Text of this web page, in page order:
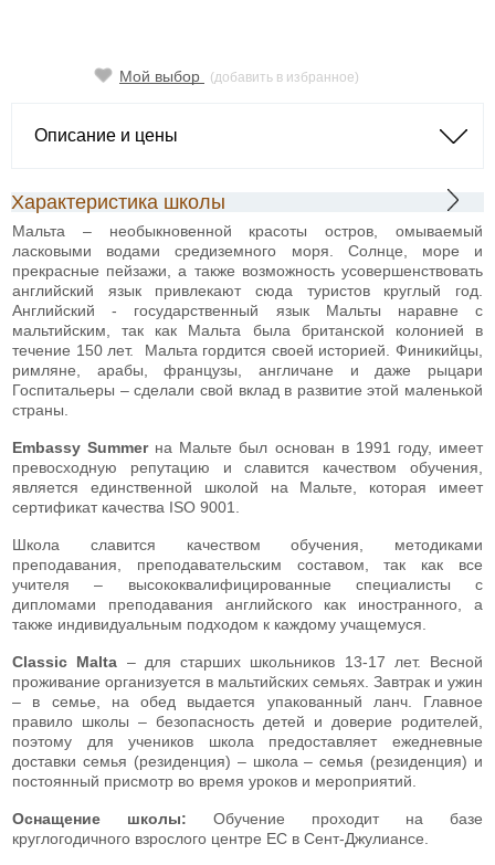
Мой выбор (добавить в избранное)
Описание и цены
Характеристика школы
Мальта – необыкновенной красоты остров, омываемый
ласковыми водами средиземного моря. Солнце, море и
прекрасные пейзажи, а также возможность усовершенствовать
английский язык привлекают сюда туристов круглый год.
Английский - государственный язык Мальты наравне с
мальтийским, так как Мальта была британской колонией в
течение 150 лет. Мальта гордится своей историей. Финикийцы,
римляне, арабы, французы, англичане и даже рыцари
Госпитальеры – сделали свой вклад в развитие этой маленькой
страны.
Embassy Summer на Мальте был основан в 1991 году, имеет
превосходную репутацию и славится качеством обучения,
является единственной школой на Мальте, которая имеет
сертификат качества ISO 9001.
Школа славится качеством обучения, методиками
преподавания, преподавательским составом, так как все
учителя – высококвалифицированные специалисты с
дипломами преподавания английского как иностранного, а
также индивидуальным подходом к каждому учащемуся.
Classic Malta – для старших школьников 13-17 лет. Весной
проживание организуется в мальтийских семьях. Завтрак и ужин
– в семье, на обед выдается упакованный ланч. Главное
правило школы – безопасность детей и доверие родителей,
поэтому для учеников школа предоставляет ежедневные
доставки семья (резиденция) – школа – семья (резиденция) и
постоянный присмотр во время уроков и мероприятий.
Оснащение школы: Обучение проходит на базе
круглогодичного взрослого центре EC в Сент-Джулиансе.